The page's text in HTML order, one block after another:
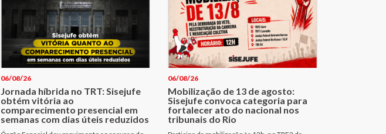
06/08/26
Jornada híbrida no TRT: Sisejufe
obtém vitória ao
comparecimento presencial em
semanas com dias úteis reduzidos
06/08/26
Mobilização de 13 de agosto:
Sisejufe convoca categoria para
fortalecer ato do nacional nos
tribunais do Rio